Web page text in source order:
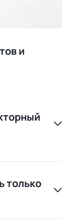
и
только